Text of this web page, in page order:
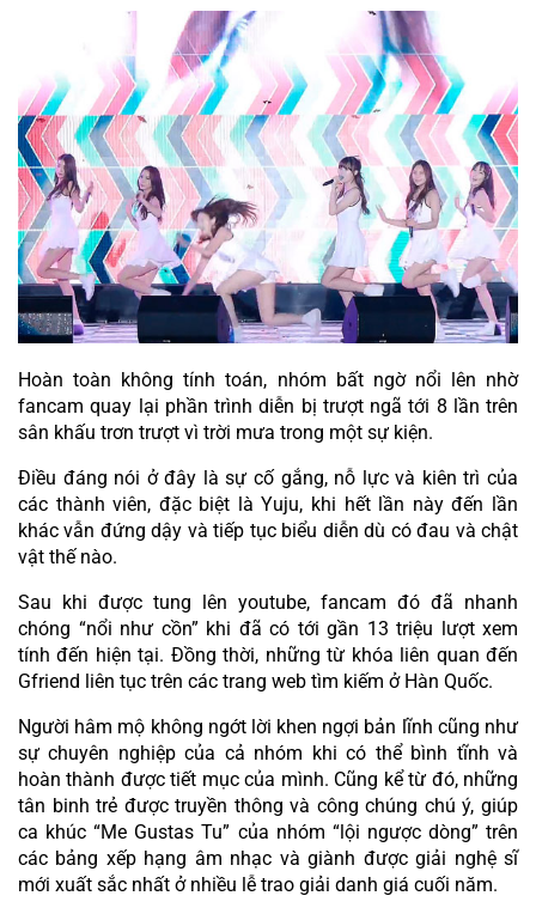
Hoàn toàn không tính toán, nhóm bất ngờ nổi lên nhờ
fancam quay lại phần trình diễn bị trượt ngã tới 8 lần trên
sân khấu trơn trượt vì trời mưa trong một sự kiện.
Điều đáng nói ở đây là sự cố gắng, nỗ lực và kiên trì của
các thành viên, đặc biệt là Yuju, khi hết lần này đến lần
khác vẫn đứng dậy và tiếp tục biểu diễn dù có đau và chật
vật thế nào.
Sau khi được tung lên youtube, fancam đó đã nhanh
chóng “nổi như cồn” khi đã có tới gần 13 triệu lượt xem
tính đến hiện tại. Đồng thời, những từ khóa liên quan đến
Gfriend liên tục trên các trang web tìm kiếm ở Hàn Quốc.
Người hâm mộ không ngớt lời khen ngợi bản lĩnh cũng như
sự chuyên nghiệp của cả nhóm khi có thể bình tĩnh và
hoàn thành được tiết mục của mình. Cũng kể từ đó, những
tân binh trẻ được truyền thông và công chúng chú ý, giúp
ca khúc “Me Gustas Tu” của nhóm “lội ngược dòng” trên
các bảng xếp hạng âm nhạc và giành được giải nghệ sĩ
mới xuất sắc nhất ở nhiều lễ trao giải danh giá cuối năm.